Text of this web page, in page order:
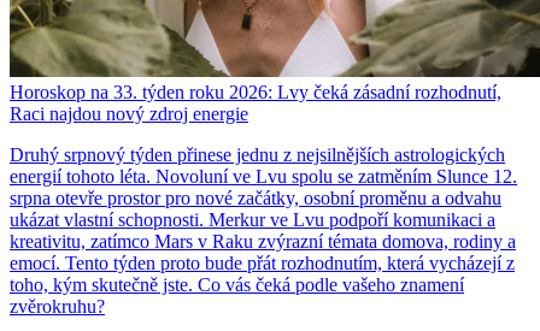
Horoskop na 33. týden roku 2026: Lvy čeká zásadní rozhodnutí,
Raci najdou nový zdroj energie
Druhý srpnový týden přinese jednu z nejsilnějších astrologických
energií tohoto léta. Novoluní ve Lvu spolu se zatměním Slunce 12.
srpna otevře prostor pro nové začátky, osobní proměnu a odvahu
ukázat vlastní schopnosti. Merkur ve Lvu podpoří komunikaci a
kreativitu, zatímco Mars v Raku zvýrazní témata domova, rodiny a
emocí. Tento týden proto bude přát rozhodnutím, která vycházejí z
toho, kým skutečně jste. Co vás čeká podle vašeho znamení
zvěrokruhu?